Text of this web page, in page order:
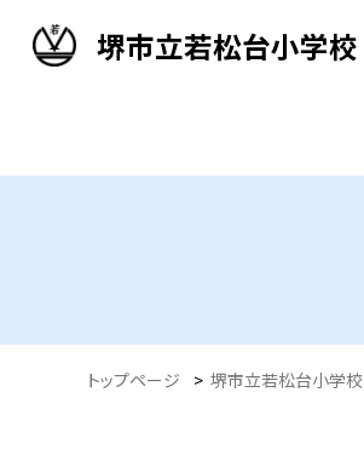
堺市立若松台小学校
トップページ > 堺市立若松台小学校